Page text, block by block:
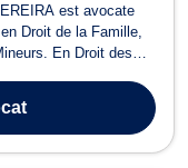
est avocate
Droit de la Famille,
En Droit des
d'asile et aux